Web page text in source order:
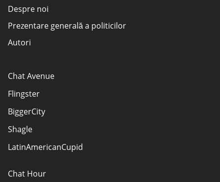
Despre noi
Prezentare generală a politicilor
Autori
Divulgarea agentului de publicitate
TERMENI DE UTILIZARE
Sitemap
Contactează-ne
Chat Avenue
Flingster
BiggerCity
Shagle
LatinAmericanCupid
Chat Hour